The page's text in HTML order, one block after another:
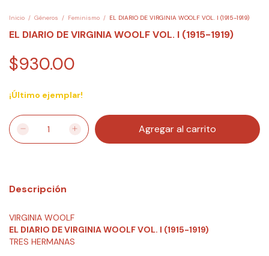
Inicio / Géneros / Feminismo / EL DIARIO DE VIRGINIA WOOLF VOL. I (1915-1919)
EL DIARIO DE VIRGINIA WOOLF VOL. I (1915-1919)
$930.00
¡Último ejemplar!
Descripción
VIRGINIA WOOLF
EL DIARIO DE VIRGINIA WOOLF VOL. I (1915-1919)
TRES HERMANAS